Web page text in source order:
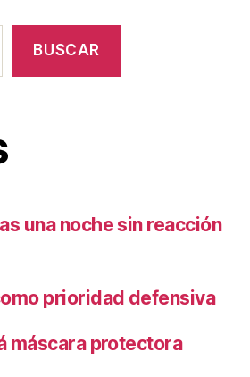
BUSCAR
una noche sin reacción
prioridad defensiva
máscara protectora